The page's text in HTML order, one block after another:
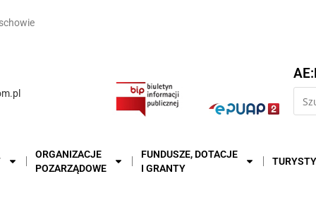
ORGANIZACJE
POZARZĄDOWE
FUNDUSZE, DOTACJE
I GRANTY